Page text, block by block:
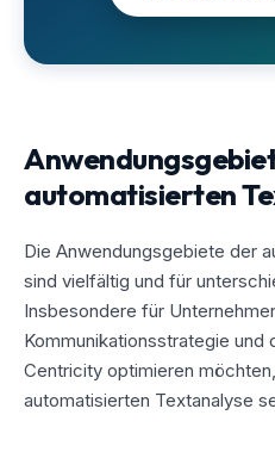
automatisierten
Die Anwendungsgebiete der
sind vielfältig und für
Insbesondere für
Kommunikationsstrategie und
Centricity optimieren
automatisierten Textanalyse